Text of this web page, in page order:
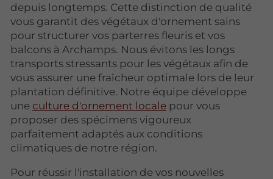
depuis longtemps. Cette distinction de qualité
vous garantit des végétaux d'ornement sains
pour structurer vos parterres fleuris et vos
balcons à Archamps. Nous évitons les longs
transports stressants pour les végétaux afin de
vous assurer une fraîcheur optimale lors de leur
plantation définitive. Notre équipe développe
une culture d'ornement locale pour vous
proposer des spécimens vigoureux
parfaitement adaptés aux conditions
climatiques de notre région.
Pour réussir l'installation de vos nouvelles